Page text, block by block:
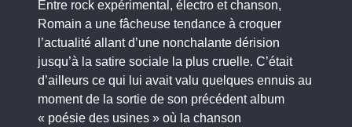
Entre rock expérimental, électro et chanson,
Romain a une fâcheuse tendance à croquer
l’actualité allant d’une nonchalante dérision
jusqu’à la satire sociale la plus cruelle. C’était
d’ailleurs ce qui lui avait valu quelques ennuis au
moment de la sortie de son précédent album
« poésie des usines » où la chanson